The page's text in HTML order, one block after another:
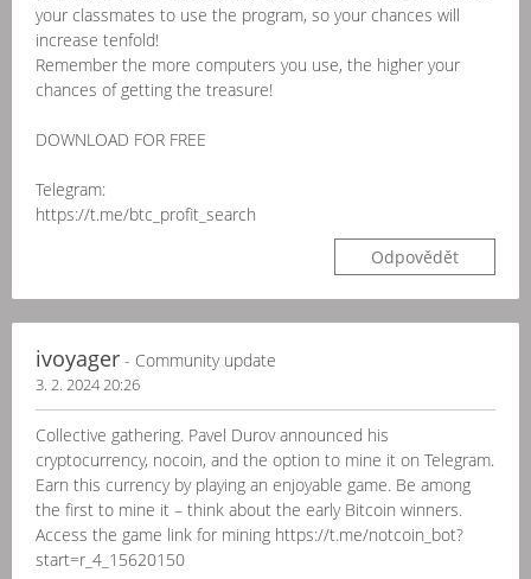
your classmates to use the program, so your chances will
increase tenfold!
Remember the more computers you use, the higher your
chances of getting the treasure!
DOWNLOAD FOR FREE
Telegram:
https://t.me/btc_profit_search
Odpovědět
ivoyager - Community update
3. 2. 2024 20:26
Collective gathering. Pavel Durov announced his
cryptocurrency, nocoin, and the option to mine it on Telegram.
Earn this currency by playing an enjoyable game. Be among
the first to mine it – think about the early Bitcoin winners.
Access the game link for mining https://t.me/notcoin_bot?
start=r_4_15620150